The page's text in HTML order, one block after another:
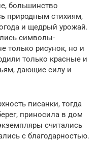
большинство
природным стихиям,
и щедрый урожай.
символы-
только рисунок, но и
только красные и
дающие силу и
писанки, тогда
приносила в дом
считались
с благодарностью.